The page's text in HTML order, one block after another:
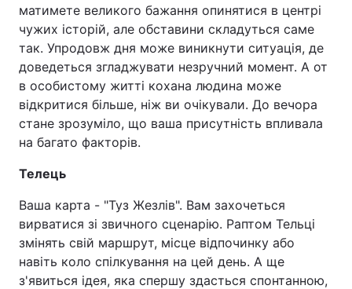
матимете великого бажання опинятися в центрі
чужих історій, але обставини складуться саме
так. Упродовж дня може виникнути ситуація, де
доведеться згладжувати незручний момент. А от
в особистому житті кохана людина може
відкритися більше, ніж ви очікували. До вечора
стане зрозуміло, що ваша присутність впливала
на багато факторів.
Телець
Ваша карта - "Туз Жезлів". Вам захочеться
вирватися зі звичного сценарію. Раптом Тельці
змінять свій маршрут, місце відпочинку або
навіть коло спілкування на цей день. А ще
з'явиться ідея, яка спершу здасться спонтанною,